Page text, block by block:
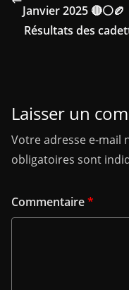
Janvier 2025 🔴⚪🏉
Résultats des
Laisser un
Votre adresse e-mail
obligatoires sont
Commentaire*